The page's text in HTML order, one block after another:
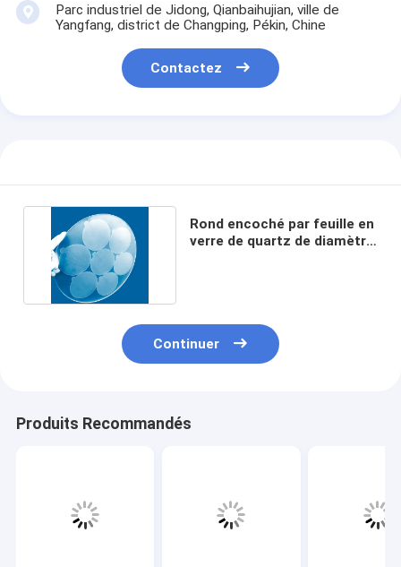
Parc industriel de Jidong, Qianbaihujian, ville de
Yangfang, district de Changping, Pékin, Chine
Contactez
Rond encoché par feuille en
verre de quartz de diamètre
Continuer
Produits Recommandés